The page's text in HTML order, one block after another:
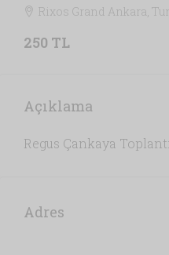
Rixos Grand Ankara, Tunus Caddesi, Kavaklıdere
250 TL
Açıklama
Regus Çankaya
Adres